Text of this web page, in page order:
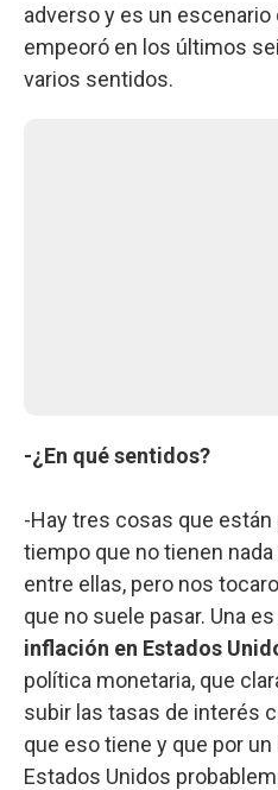
adverso y es un
empeoró en los últimos
varios sentidos.
-¿En qué sentidos?
-Hay tres cosas que
tiempo que no tienen
entre ellas, pero nos
que no suele pasar. Una
inflación en Estados
política monetaria, que
subir las tasas de interés
que eso tiene y que por un
Estados Unidos